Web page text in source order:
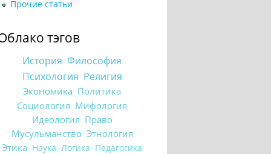
Прочие статьи
тэгов
История Философия
Психология Религия
Экономика Политика
Социология Мифология
Идеология Право
Мусульманство Этнология
Этика Наука Логика Педагогика